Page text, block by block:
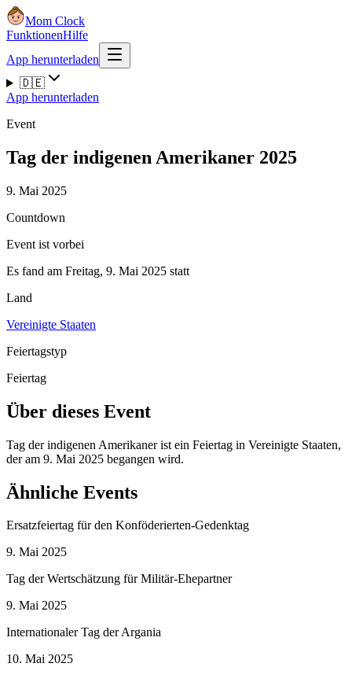
Mom Clock
FunktionenHilfe
App herunterladen
🇩🇪
App herunterladen
Event
Tag der indigenen Amerikaner 2025
9. Mai 2025
Countdown
Event ist vorbei
Es fand am Freitag, 9. Mai 2025 statt
Land
Vereinigte Staaten
Feiertagstyp
Feiertag
Über dieses Event
Tag der indigenen Amerikaner ist ein Feiertag in Vereinigte Staaten,
der am 9. Mai 2025 begangen wird.
Ähnliche Events
Ersatzfeiertag für den Konföderierten-Gedenktag
9. Mai 2025
Tag der Wertschätzung für Militär-Ehepartner
9. Mai 2025
Internationaler Tag der Argania
10. Mai 2025